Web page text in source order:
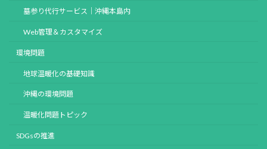
墓参り代行サービス｜沖縄本島内
Web管理＆カスタマイズ
環境問題
地球温暖化の基礎知識
沖縄の環境問題
温暖化問題トピック
SDGsの推進